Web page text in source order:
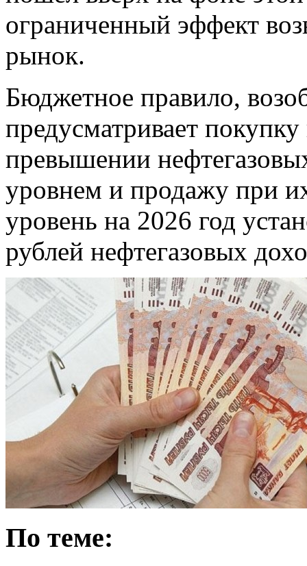
ограниченный эффект
рынок.
Бюджетное правило,
предусматривает
превышении
уровнем и продажу при
уровень на 2026 год
рублей нефтегазовых
По теме: